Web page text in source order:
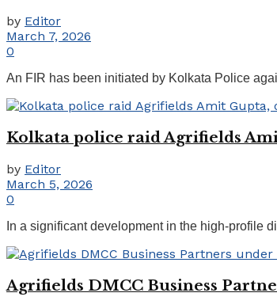
by Editor
March 7, 2026
0
An FIR has been initiated by Kolkata Police
Kolkata police raid Agrifields
by Editor
March 5, 2026
0
In a significant development in the high-profile
Agrifields DMCC Business